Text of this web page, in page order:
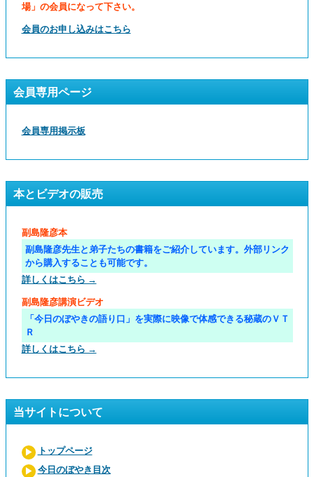
場」の会員になって下さい。
会員のお申し込みはこちら
会員専用ページ
会員専用掲示板
本とビデオの販売
副島隆彦本
副島隆彦先生と弟子たちの書籍をご紹介しています。外部リンク
から購入することも可能です。
詳しくはこちら →
副島隆彦講演ビデオ
「今日のぼやきの語り口」を実際に映像で体感できる秘蔵のＶＴ
Ｒ
詳しくはこちら →
当サイトについて
トップページ
今日のぼやき目次